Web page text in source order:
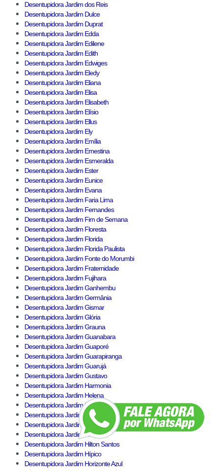
Desentupidora Jardim dos Reis
Desentupidora Jardim Dulce
Desentupidora Jardim Duprat
Desentupidora Jardim Edda
Desentupidora Jardim Edilene
Desentupidora Jardim Edith
Desentupidora Jardim Edwiges
Desentupidora Jardim Eledy
Desentupidora Jardim Eliana
Desentupidora Jardim Elisa
Desentupidora Jardim Elisabeth
Desentupidora Jardim Elísio
Desentupidora Jardim Ellus
Desentupidora Jardim Ely
Desentupidora Jardim Emília
Desentupidora Jardim Ernestina
Desentupidora Jardim Esmeralda
Desentupidora Jardim Ester
Desentupidora Jardim Eunice
Desentupidora Jardim Evana
Desentupidora Jardim Faria Lima
Desentupidora Jardim Fernandes
Desentupidora Jardim Fim de Semana
Desentupidora Jardim Floresta
Desentupidora Jardim Florida
Desentupidora Jardim Florida Paulista
Desentupidora Jardim Fonte do Morumbi
Desentupidora Jardim Fraternidade
Desentupidora Jardim Fujihara
Desentupidora Jardim Ganhembu
Desentupidora Jardim Germânia
Desentupidora Jardim Gismar
Desentupidora Jardim Glória
Desentupidora Jardim Grauna
Desentupidora Jardim Guanabara
Desentupidora Jardim Guaporé
Desentupidora Jardim Guarapiranga
Desentupidora Jardim Guarujá
Desentupidora Jardim Gustavo
Desentupidora Jardim Harmonia
Desentupidora Jardim Helena
Desentupidora Jardim Helga
Desentupidora Jardim Heliomar
Desentupidora Jardim Herculano
Desentupidora Jardim Herpin
Desentupidora Jardim Hilton Santos
Desentupidora Jardim Hípico
Desentupidora Jardim Horizonte Azul